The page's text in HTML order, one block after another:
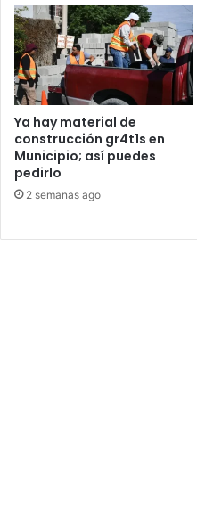
Ya hay material de
construcción gr4t1s en
Municipio; así puedes
pedirlo
2 semanas ago